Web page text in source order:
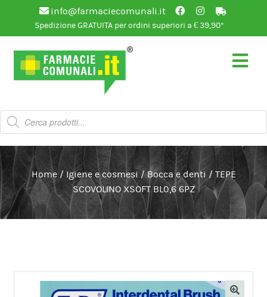
info@farmaciecomunali.it
Spedizione GRATUITA per ordini superiori a € 39,90*
Vai
alla
navigazione
Vai
al
contenuto
Products
search
Home / Igiene e cosmesi /Bocca e denti / TEPE
SCOVOLINO XSOFT BL0,6 6PZ